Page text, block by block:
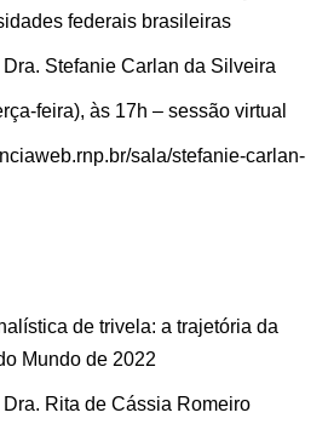
federais brasileiras
Dra. Stefanie Carlan da Silveira
feira), às 17h – sessão virtual
sala/stefanie-carlan-
de trivela: a trajetória da
Mundo de 2022
Dra. Rita de Cássia Romeiro